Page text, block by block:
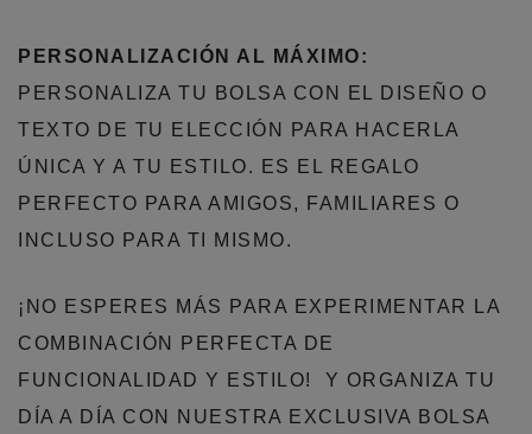
PERSONALIZACIÓN AL MÁXIMO:
PERSONALIZA TU BOLSA CON EL DISEÑO O
TEXTO DE TU ELECCIÓN PARA HACERLA
ÚNICA Y A TU ESTILO. ES EL REGALO
PERFECTO PARA AMIGOS, FAMILIARES O
INCLUSO PARA TI MISMO.
¡NO ESPERES MÁS PARA EXPERIMENTAR LA
COMBINACIÓN PERFECTA DE
FUNCIONALIDAD Y ESTILO! Y ORGANIZA TU
DÍA A DÍA CON NUESTRA EXCLUSIVA BOLSA